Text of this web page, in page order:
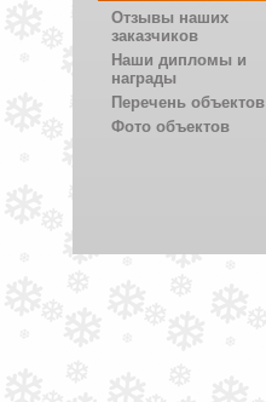
Отзывы наших
заказчиков
Наши дипломы и
награды
Перечень объектов
Фото объектов